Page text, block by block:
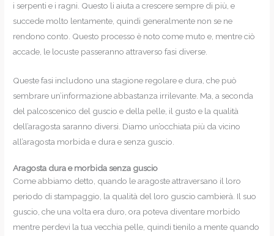
i serpenti e i ragni. Questo li aiuta a crescere sempre di più, e
succede molto lentamente, quindi generalmente non se ne
rendono conto. Questo processo è noto come muto e, mentre ciò
accade, le locuste passeranno attraverso fasi diverse.
Queste fasi includono una stagione regolare e dura, che può
sembrare un’informazione abbastanza irrilevante. Ma, a seconda
del palcoscenico del guscio e della pelle, il gusto e la qualità
dell’aragosta saranno diversi. Diamo un’occhiata più da vicino
all’aragosta morbida e dura e senza guscio.
Aragosta dura e morbida senza guscio
Come abbiamo detto, quando le aragoste attraversano il loro
periodo di stampaggio, la qualità del loro guscio cambierà. Il suo
guscio, che una volta era duro, ora poteva diventare morbido
mentre perdevi la tua vecchia pelle, quindi tienilo a mente quando